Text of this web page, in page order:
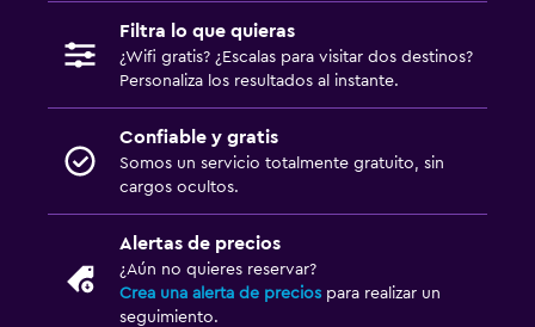
Filtra lo que quieras
¿Wifi gratis? ¿Escalas para visitar dos destinos?
Personaliza los resultados al instante.
Confiable y gratis
Somos un servicio totalmente gratuito, sin
cargos ocultos.
Alertas de precios
¿Aún no quieres reservar?
Crea una alerta de precios para realizar un
seguimiento.